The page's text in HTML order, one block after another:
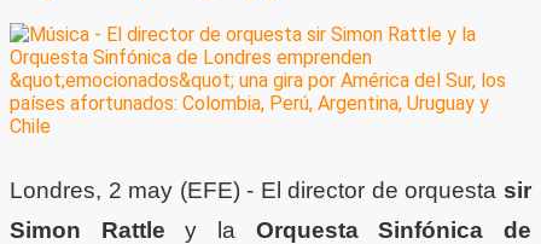
Londres, 2 may (EFE) - El director de orquestasir
Simon Rattle y la Orquesta Sinfónica de